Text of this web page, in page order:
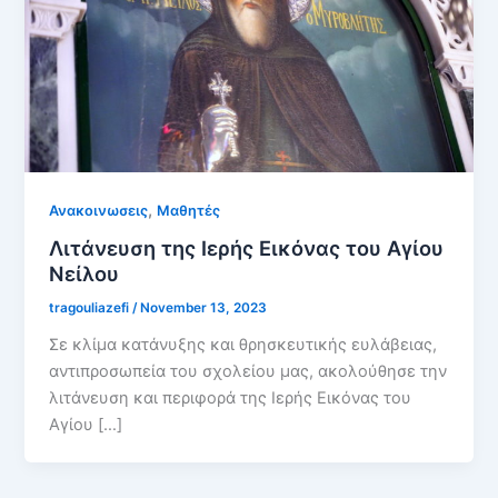
Ανακοινωσεις, Μαθητές
Λιτάνευση της Ιερής Εικόνας του Αγίου
Νείλου
tragouliazefi/ November 13, 2023
Σε κλίμα κατάνυξης και θρησκευτικής ευλάβειας,
αντιπροσωπεία του σχολείου μας, ακολούθησε την
λιτάνευση και περιφορά της Ιερής Εικόνας του
Αγίου […]